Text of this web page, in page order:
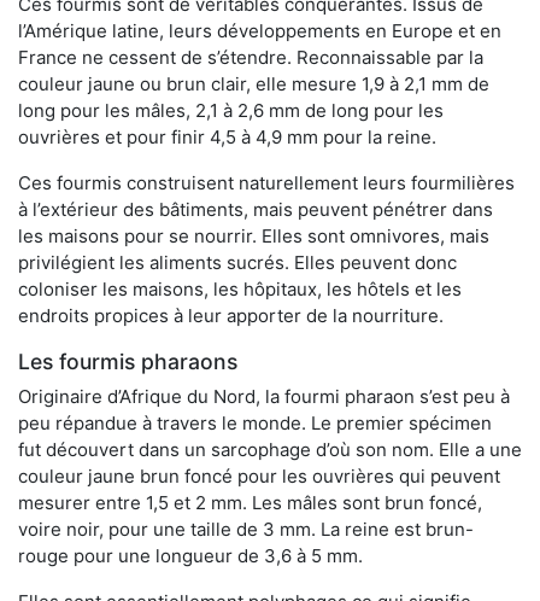
Ces fourmis sont de véritables conquérantes. Issus de
l’Amérique latine, leurs développements en Europe et en
France ne cessent de s’étendre. Reconnaissable par la
couleur jaune ou brun clair, elle mesure 1,9 à 2,1 mm de
long pour les mâles, 2,1 à 2,6 mm de long pour les
ouvrières et pour finir 4,5 à 4,9 mm pour la reine.
Ces fourmis construisent naturellement leurs fourmilières
à l’extérieur des bâtiments, mais peuvent pénétrer dans
les maisons pour se nourrir. Elles sont omnivores, mais
privilégient les aliments sucrés. Elles peuvent donc
coloniser les maisons, les hôpitaux, les hôtels et les
endroits propices à leur apporter de la nourriture.
Les fourmis pharaons
Originaire d’Afrique du Nord, la fourmi pharaon s’est peu à
peu répandue à travers le monde. Le premier spécimen
fut découvert dans un sarcophage d’où son nom. Elle a une
couleur jaune brun foncé pour les ouvrières qui peuvent
mesurer entre 1,5 et 2 mm. Les mâles sont brun foncé,
voire noir, pour une taille de 3 mm. La reine est brun-
rouge pour une longueur de 3,6 à 5 mm.